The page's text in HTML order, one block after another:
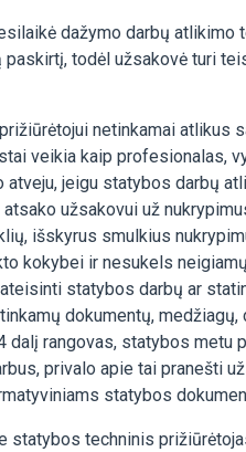
dažymo darbų
todėl užsakovė turi
netinkamai atlikus
veikia kaip profesionalas,
jeigu statybos darbų
užsakovui už
išskyrus smulkius
kokybei ir nesukels
statybos darbų ar
dokumentų,
rangovas, statybos
privalo apie tai pranešti
statybos
techninis